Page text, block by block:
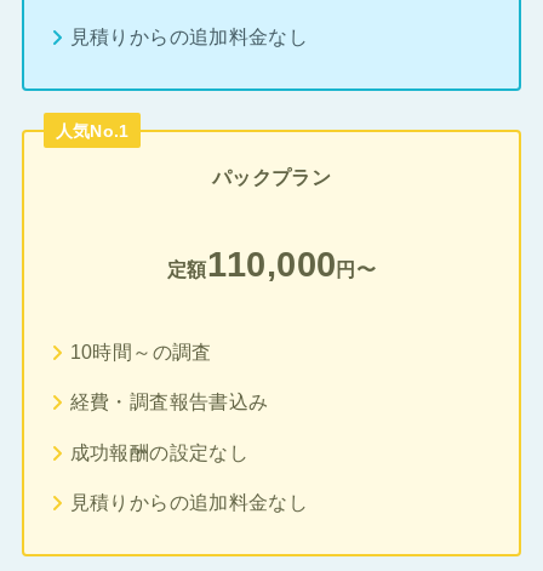
見積りからの追加料金なし
人気No.1
パックプラン
定額110,000 円〜
10時間～の調査
経費・調査報告書込み
成功報酬の設定なし
見積りからの追加料金なし